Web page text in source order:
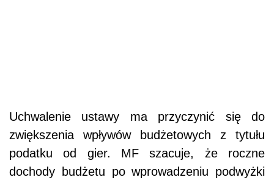
Uchwalenie ustawy ma przyczynić się do
zwiększenia wpływów budżetowych z tytułu
podatku od gier. MF szacuje, że roczne
dochody budżetu po wprowadzeniu podwyżki